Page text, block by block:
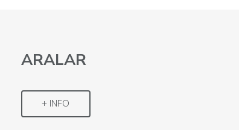
ARALAR
+ INFO